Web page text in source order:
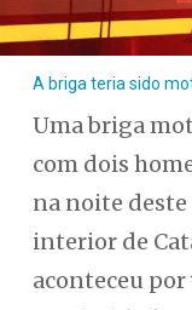
A briga teria sido
Uma briga
com dois
na noite deste
interior de
aconteceu por